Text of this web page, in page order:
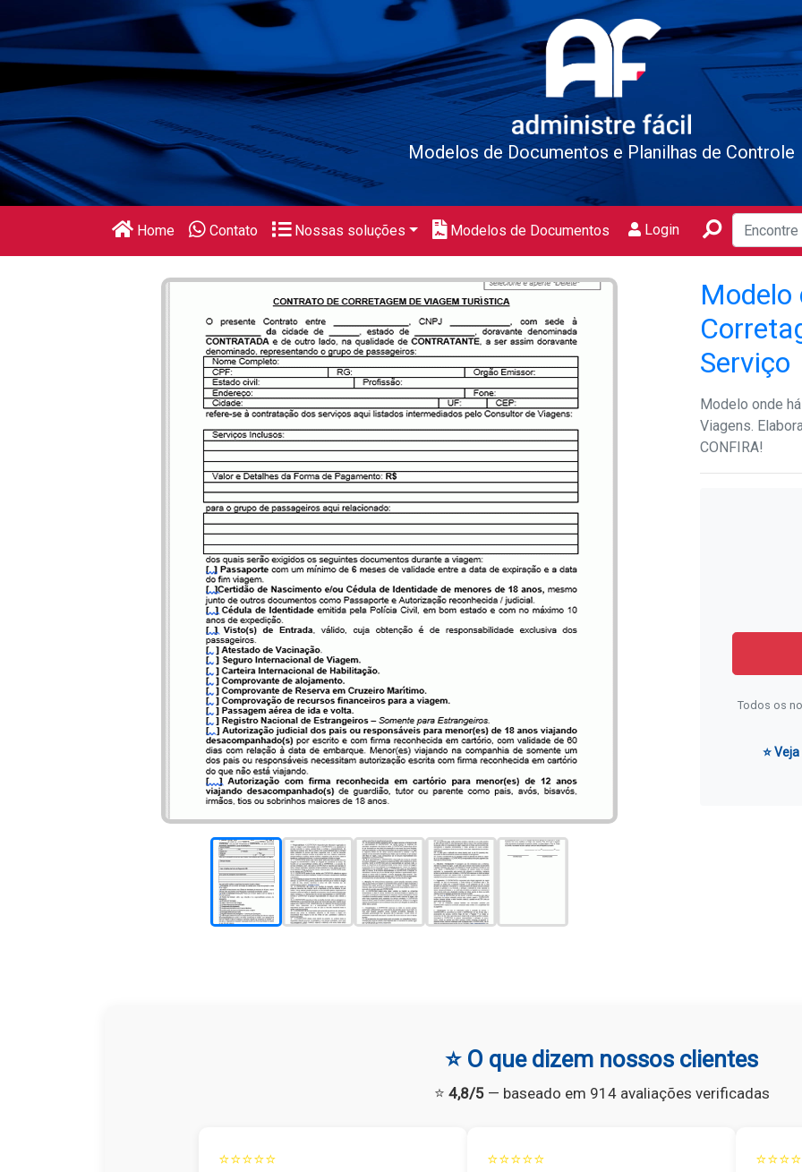
Modelos de Documentos e Planilhas de Controle
Home Contato Nossas soluções Modelos de Documentos Login
Modelo
Serviço
Modelo onde
Viagens.
CONFIRA!
Todos os
⭐
⭐ O que dizem nossos clientes
⭐ 4,8/5— baseado em 914 avaliações verificadas
⭐⭐⭐⭐⭐ ⭐⭐⭐⭐⭐